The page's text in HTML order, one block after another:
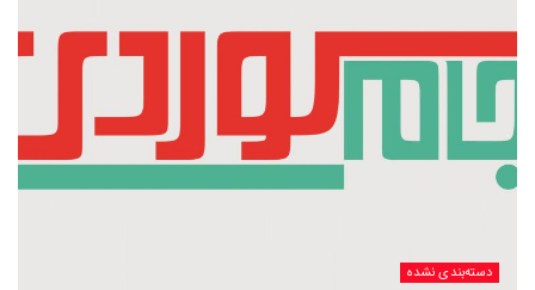
دسته‌بندی نشده